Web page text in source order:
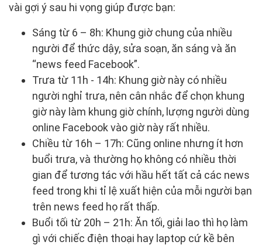
vài gợi ý sau hi vọng giúp được bạn:
Sáng từ 6 – 8h: Khung giờ chung của nhiều
người để thức dậy, sửa soạn, ăn sáng và ăn
“news feed Facebook”.
Trưa từ 11h - 14h: Khung giờ này có nhiều
người nghỉ trưa, nên cân nhắc để chọn khung
giờ này làm khung giờ chính, lượng người dùng
online Facebook vào giờ này rất nhiều.
Chiều từ 16h – 17h: Cũng online nhưng ít hơn
buổi trưa, và thường họ không có nhiều thời
gian để tương tác với hầu hết tất cả các news
feed trong khi tỉ lệ xuất hiện của mỗi người bạn
trên news feed họ rất thấp.
Buổi tối từ 20h – 21h: Ăn tối, giải lao thì họ làm
gì với chiếc điện thoại hay laptop cứ kề bên